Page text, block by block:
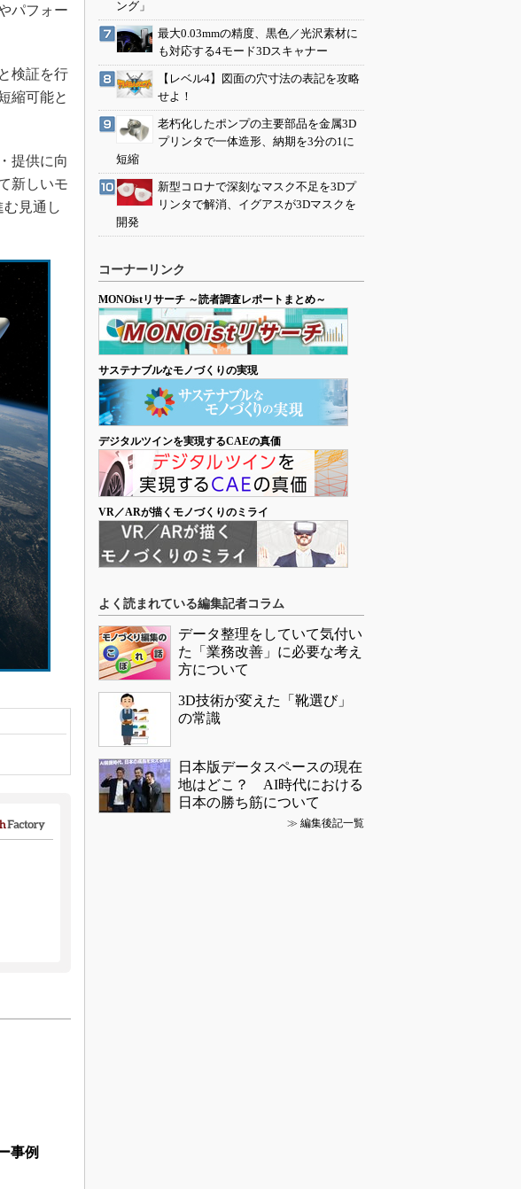
パフォー
検証を行
縮可能と
提供に向
新しいモ
見通し
事例
ング」
最大0.03mmの精度、黒色／光沢素材に
も対応する4モード3Dスキャナー
【レベル4】図面の穴寸法の表記を攻略
せよ！
老朽化したポンプの主要部品を金属3D
プリンタで一体造形、納期を3分の1に
短縮
新型コロナで深刻なマスク不足を3Dプ
リンタで解消、イグアスが3Dマスクを
開発
コーナーリンク
MONOistリサーチ ～読者調査レポートまとめ～
サステナブルなモノづくりの実現
デジタルツインを実現するCAEの真価
VR／ARが描くモノづくりのミライ
よく読まれている編集記者コラム
データ整理をしていて気付い
た「業務改善」に必要な考え
方について
3D技術が変えた「靴選び」
の常識
日本版データスペースの現在
地はどこ？ AI時代における
日本の勝ち筋について
≫ 編集後記一覧